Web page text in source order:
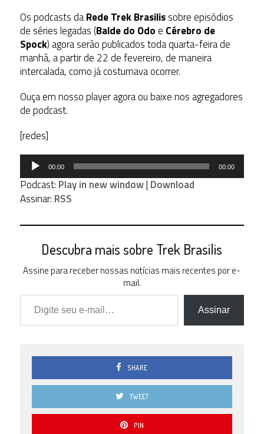
Os podcasts daRede Trek Brasilissobre episódios
de séries legadas (Balde do Odoe Cérebro de
Spock) agora serão publicados toda quarta-feira de
manhã, a partir de 22 de fevereiro, de maneira
intercalada, como já costumava ocorrer.
Ouça em nosso player agora ou baixe nos agregadores
de podcast.
[redes]
Tocador
áudio
00:00 00:00
Podcast: Play in new window| Download
Assinar: RSS
Descubra mais sobre Trek Brasilis
Assine para receber nossas notícias mais recentes por e-
mail.
Digite seu e-mail…
Assinar
SHARE
TWEET
PIN